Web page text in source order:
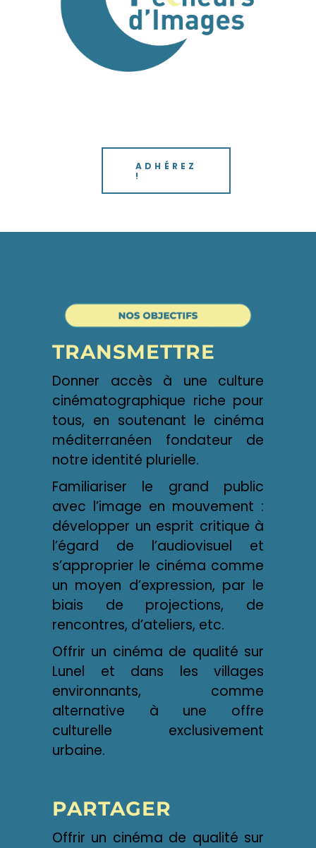
ADHÉREZ
!
TRANSMETTRE
Donner accès à une culture
cinématographique riche pour
tous, en soutenant le cinéma
méditerranéen fondateur de
notre identité plurielle.
Familiariser le grand public
avec l’image en mouvement :
développer un esprit critique à
l’égard de l’audiovisuel et
s’approprier le cinéma comme
un moyen d’expression, par le
biais de projections, de
rencontres, d’ateliers, etc.
Offrir un cinéma de qualité sur
Lunel et dans les villages
environnants, comme
alternative à une offre
culturelle exclusivement
urbaine.
PARTAGER
Offrir un cinéma de qualité sur